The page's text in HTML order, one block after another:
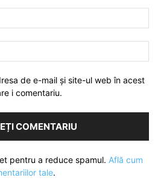
de e-mail și site-ul web în acest
i comentariu.
pentru a reduce spamul. Află cum
tale.